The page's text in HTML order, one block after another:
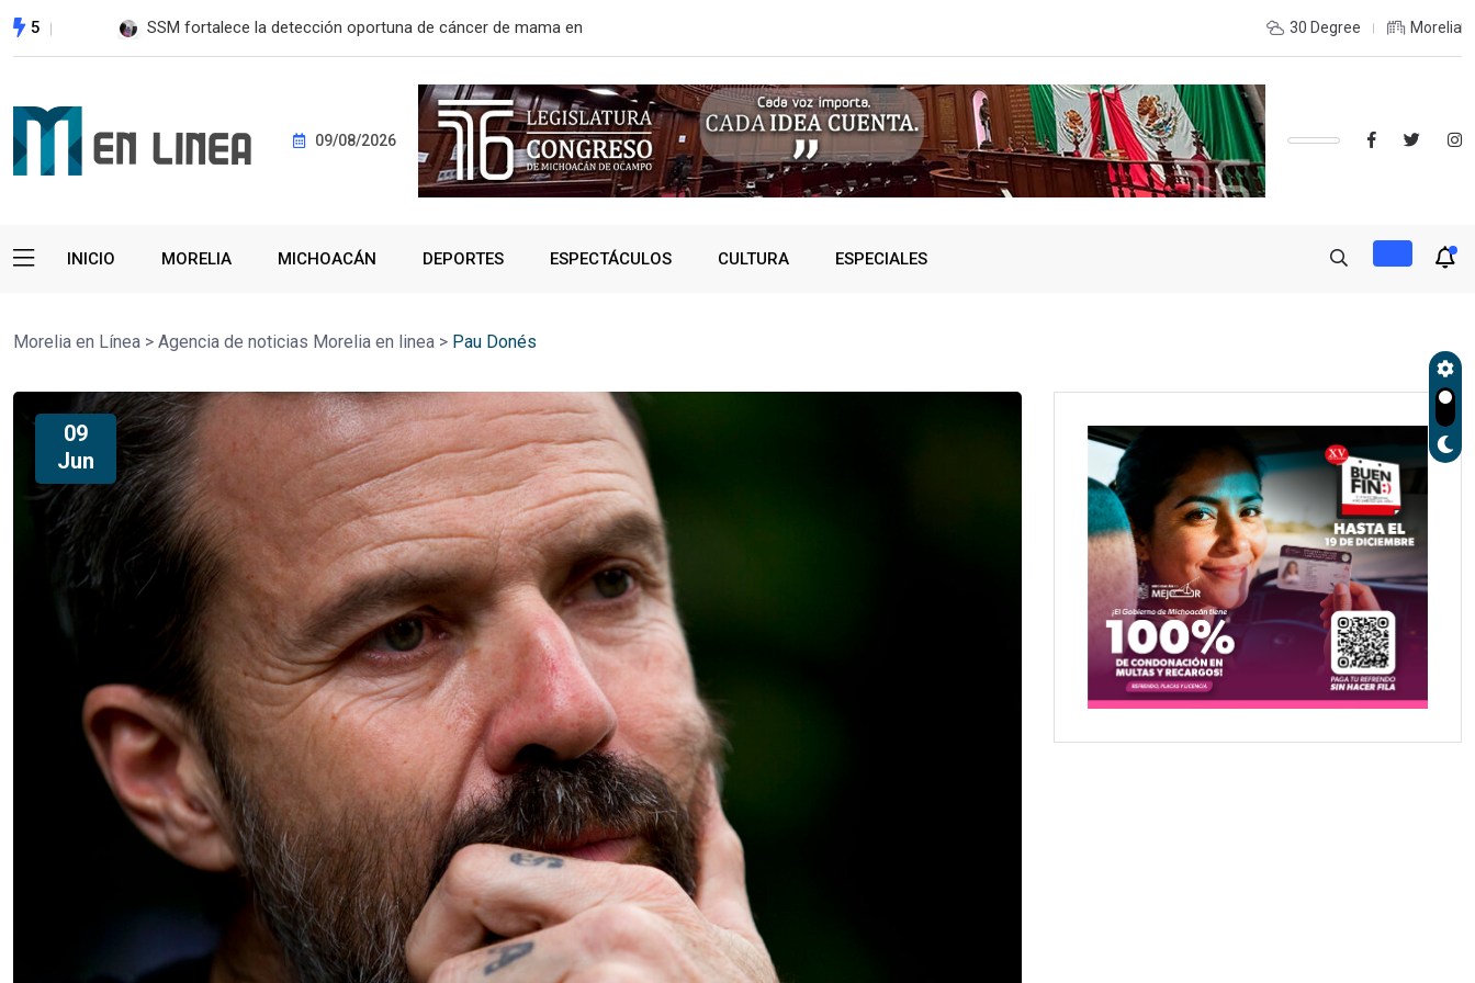
5 SSM fortalece la detección oportuna de cáncer de mama en EE. UU. reanudará exportación de aguacate a partir de mañana
30 Degree Morelia
09/08/2026
INICIO MORELIA MICHOACÁN DEPORTES ESPECTÁCULOS CULTURA ESPECIALES
Morelia en Línea > Agencia de noticias Morelia en linea > Pau Donés
09
Jun